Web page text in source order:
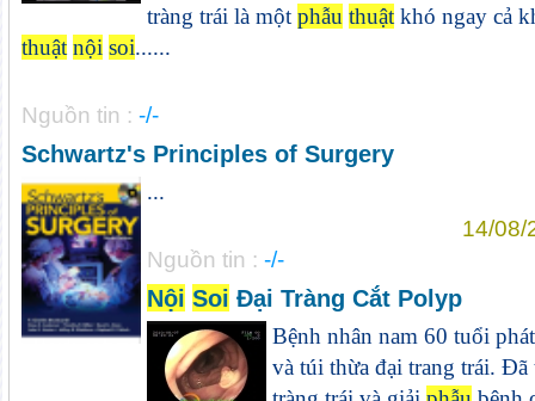
tràng trái là một phẫu thuậtkhó ngay cả
thuật nội soi......
Nguồn tin : -/-
Schwartz's Principles of Surgery
...
14/08/
Nguồn tin : -/-
Nội Soi Đại Tràng Cắt Polyp
Bệnh nhân nam 60 tuổi
và túi thừa đại trang trái.